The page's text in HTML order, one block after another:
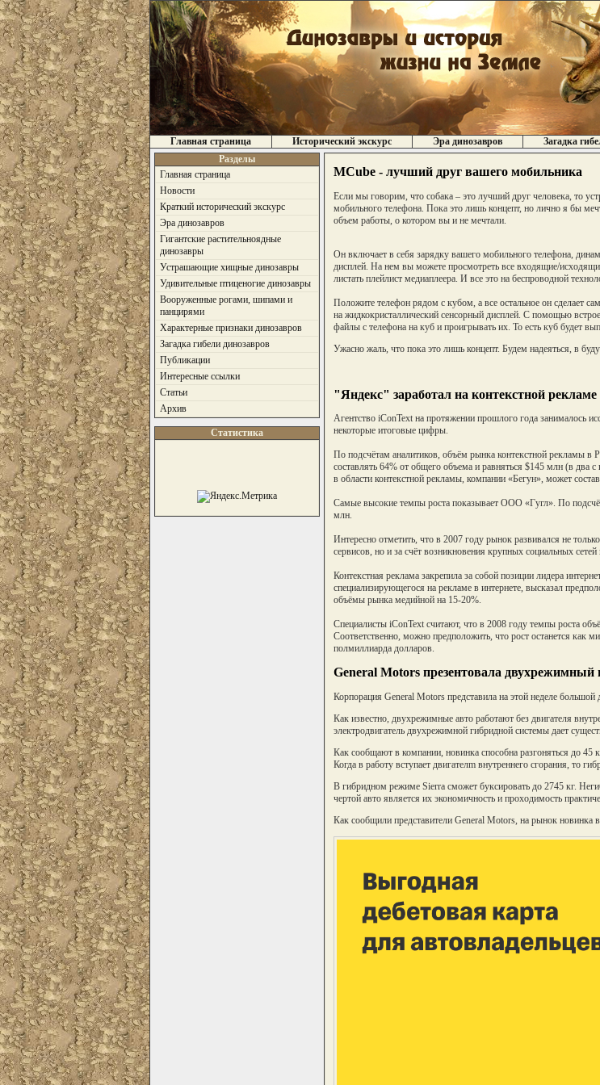
Главная страница Исторический экскурс Эра динозавров Загадка
Разделы
Главная страница
Новости
Краткий исторический экскурс
Эра динозавров
Гигантские растительноядные
динозавры
Устрашающие хищные динозавры
Удивительные птиценогие динозавры
Вооруженные рогами, шипами и
панцирями
Характерные признаки динозавров
Загадка гибели динозавров
Публикации
Интересные ссылки
Статьи
Архив
Статистика
MCube - лучший друг вашего мобильника
Если мы говорим, что собака – это лучший друг человека, то
мобильного телефона. Пока это лишь концепт, но лично я бы
объем работы, о котором вы и не мечтали.
Он включает в себя зарядку вашего мобильного телефона,
дисплей. На нем вы можете просмотреть все входящие/
листать плейлист медиаплеера. И все это на беспроводной
Положите телефон рядом с кубом, а все остальное он сделает
на жидкокристаллический сенсорный дисплей. С помощью
файлы с телефона на куб и проигрывать их. То есть куб будет
Ужасно жаль, что пока это лишь концепт. Будем надеяться, в
"Яндекс" заработал на контекстной
Агентство iConText на протяжении прошлого года занималось
некоторые итоговые цифры.
По подсчётам аналитиков, объём рынка контекстной рекламы
составлять 64% от общего объема и равняться $145 млн (в два
в области контекстной рекламы, компании «Бегун», может
Самые высокие темпы роста показывает ООО «Гугл». По
млн.
Интересно отметить, что в 2007 году рынок развивался не
сервисов, но и за счёт возникновения крупных социальных
Контекстная реклама закрепила за собой позиции лидера
специализирующегося на рекламе в интернете, высказал
объёмы рынка медийной на 15-20%.
Специалисты iConText считают, что в 2008 году темпы роста
Соответственно, можно предположить, что рост останется
полмиллиарда долларов.
General Motors презентовала
Корпорация General Motors представила на этой неделе
Как известно, двухрежимные авто работают без двигателя
электродвигатель двухрежимной гибридной системы дает
Как сообщают в компании, новинка способна разгоняться до 45
Когда в работу вступает двигателm внутреннего сгорания, то
В гибридном режиме Sierra сможет буксировать до 2745 кг.
чертой авто является их экономичность и проходимость
Как сообщили представители General Motors, на рынок новинка